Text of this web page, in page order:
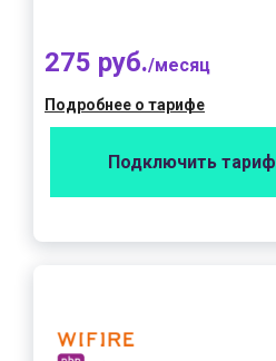
275 руб./месяц
Подробнее о тарифе
Подключить тариф